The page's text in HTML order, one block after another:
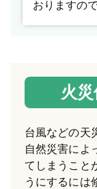
おりますの
火
台風などの天
自然災害によ
てしまうこと
うにするには